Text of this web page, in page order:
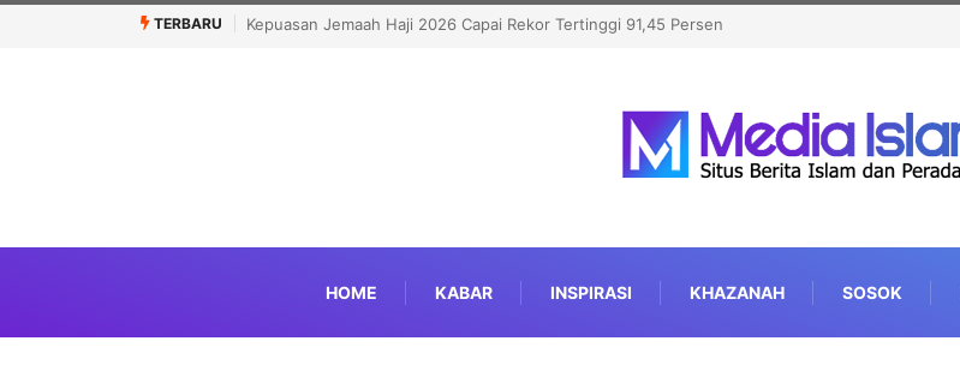
TERBARU
Rekor Tertinggi 91,45 PersenPolitisi Muslim Berpeluang jadi Senat Michigan, Kalahkan
HOME KABAR INSPIRASI KHAZANAH SOSOK